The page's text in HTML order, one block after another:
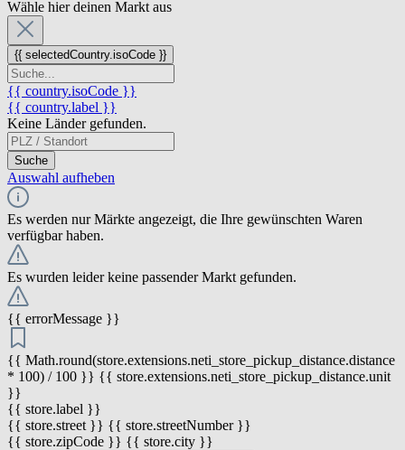
Wähle hier deinen Markt aus
{{ selectedCountry.isoCode }}
{{ country.isoCode }}
{{ country.label }}
Keine Länder gefunden.
Suche
Auswahl aufheben
Es werden nur Märkte angezeigt, die Ihre gewünschten Waren
verfügbar haben.
Es wurden leider keine passender Markt gefunden.
{{ errorMessage }}
{{ Math.round(store.extensions.neti_store_pickup_distance.distance
* 100) / 100 }} {{ store.extensions.neti_store_pickup_distance.unit
}}
{{ store.label }}
{{ store.street }} {{ store.streetNumber }}
{{ store.zipCode }} {{ store.city }}